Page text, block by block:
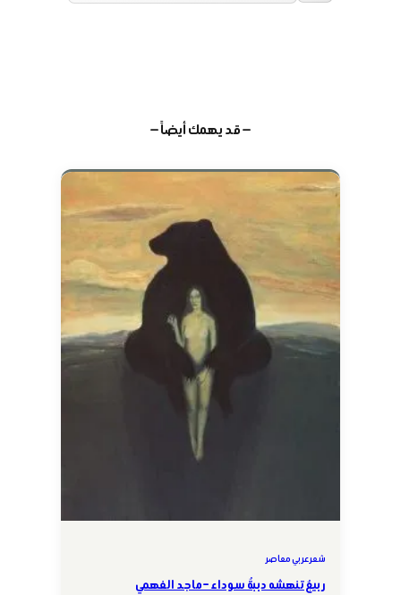
— قد يهمك أيضاً —
شعر عربي معاصر
ربيعٌ تنهشه دببةٌ سوداء – ماجد الفهمي